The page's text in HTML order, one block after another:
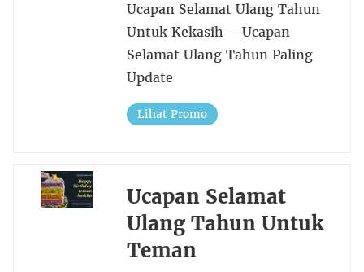
Ucapan Selamat Ulang Tahun
Untuk Kekasih – Ucapan
Selamat Ulang Tahun Paling
Update
Lihat Promo
Ucapan Selamat
Ulang Tahun Untuk
Teman